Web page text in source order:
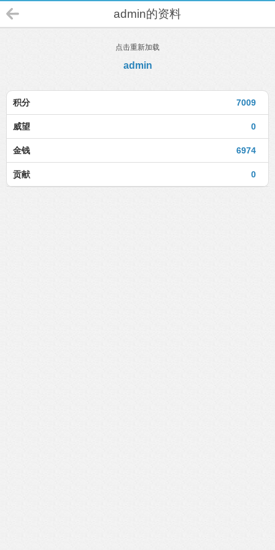
admin的资料
点击重新加载
admin
7009
积分
0
威望
6974
金钱
0
贡献